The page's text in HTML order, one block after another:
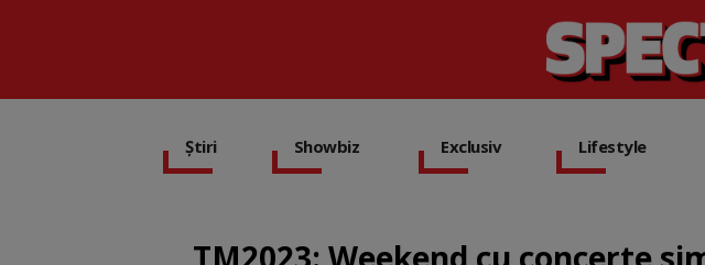
Știri Showbiz Exclusiv Lifestyle